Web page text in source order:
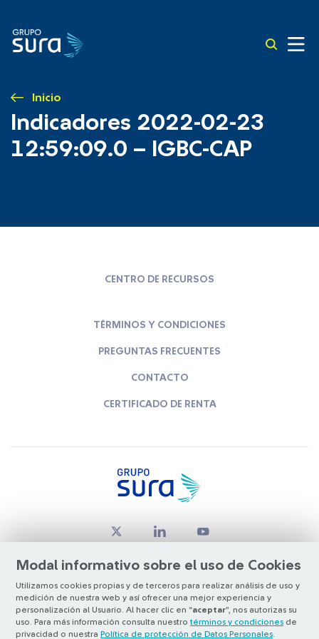
Inicio
Indicadores 2022-02-23
12:59:09.0 – IGBC-CAP
Modal informativo sobre el uso de Cookies
Utilizamos cookies propias y de terceros para realizar análisis de uso y
medición de nuestra web y así ofrecer una mejor experiencia y
personalización al Usuario. Al hacer clic en “aceptar”, nos autorizas su
uso. Para más información consulta nuestro términos y condiciones de
privacidad o nuestra Política de protección de Datos Personales
CENTRO DE RECURSOS
TÉRMINOS Y CONDICIONES
PREGUNTAS FRECUENTES
CONTACTO
CERTIFICADO DE RENTA
© Copyright Grupo SURA 2026